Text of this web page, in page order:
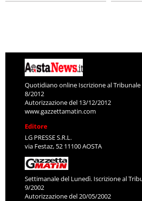
Quotidiano online Iscrizione al Tribunale
8/2012
Autorizzazione del 13/12/2012
www.gazzettamatin.com
Editore
LG PRESSE S.R.L.
via Festaz, 52 11100 AOSTA
Settimanale del Lunedì. Iscrizione al
9/2002
Autorizzazione del 20/05/2002